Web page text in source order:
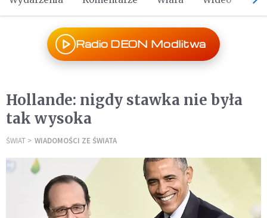
Radio DEON Modlitwa
Hollande: nigdy stawka nie była
tak wysoka
ŚWIAT WIADOMOŚCI ZE ŚWIATA